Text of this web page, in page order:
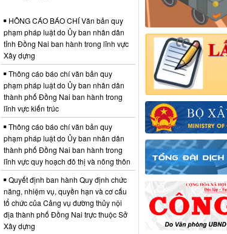
HÔNG CÁO BÁO CHÍ Văn bản quy
phạm pháp luật do Ủy ban nhân dân
tỉnh Đồng Nai ban hành trong lĩnh vực
Xây dựng
Thông cáo báo chí văn bản quy
phạm pháp luật do Ủy ban nhân dân
thành phố Đồng Nai ban hành trong
lĩnh vực kiến trúc
Thông cáo báo chí văn bản quy
phạm pháp luật do Ủy ban nhân dân
thành phố Đồng Nai ban hành trong
lĩnh vực quy hoạch đô thị và nông thôn
Quyết định ban hành Quy định chức
năng, nhiệm vụ, quyền hạn và cơ cấu
tổ chức của Cảng vụ đường thủy nội
địa thành phố Đồng Nai trực thuộc Sở
Xây dựng